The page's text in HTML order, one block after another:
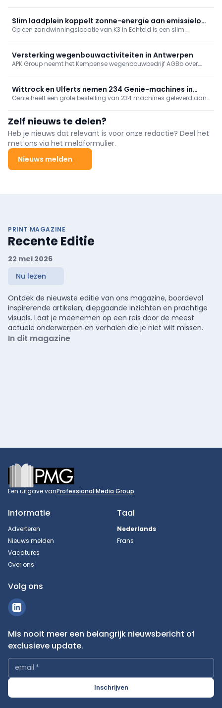
schommelingen, maar structurele problemen wegen op de
vooruitzichten.
Slim laadplein koppelt zonne-energie aan emissieloos
bouwen
Op een zandwinningslocatie van K3 in Echteld is een slim
Versterking wegenbouwactiviteiten in Antwerpen
APK Group neemt het Kempense wegenbouwbedrijf AGBb over,
15%.
Wittrock en Ulferts nemen 234 Genie-machines in
gebruik, incl. superboom
Genie heeft een grote bestelling van 234 machines geleverd aan
ZX‑135/70 “super boom”. Met deze levering rondt Genie een
grootschalig investeringsproject bij de betrokken bedrijven af.
Zelf nieuws te delen?
Heb je nieuws dat relevant is voor onze redactie? Deel het
met ons via het meldformulier.
Nieuws melden
PRINT MAGAZINE
Recente Editie
22 mei 2026
Nu lezen
Ontdek de nieuwste editie van ons magazine, boordevol
inspirerende artikelen, diepgaande inzichten en prachtige
visuals. Laat je meenemen op een reis door de meest
actuele onderwerpen en verhalen die je niet wilt missen.
In dit magazine
Footer
Een uitgave vanProfessional Media Group
Informatie
Adverteren
Nieuws melden
Vacatures
Over ons
Taal
Nederlands
Frans
Volg ons
Mis nooit meer een belangrijk nieuwsbericht of
exclusieve update.
email *
Inschrijven